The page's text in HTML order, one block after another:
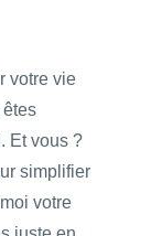
votre vie
êtes
Et vous ?
simplifier
votre